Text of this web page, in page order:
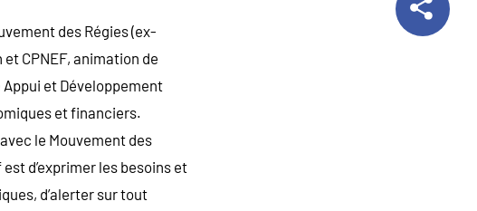
des Régies (ex-
CPNEF, animation de
et Développement
et financiers.
le Mouvement des
d’exprimer les besoins et
d’alerter sur tout